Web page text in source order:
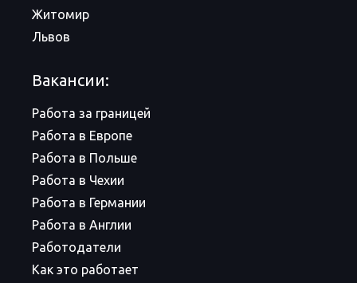
Житомир
Львов
Вакансии:
Работа за границей
Работа в Европе
Работа в Польше
Работа в Чехии
Работа в Германии
Работа в Англии
Работодатели
Как это работает